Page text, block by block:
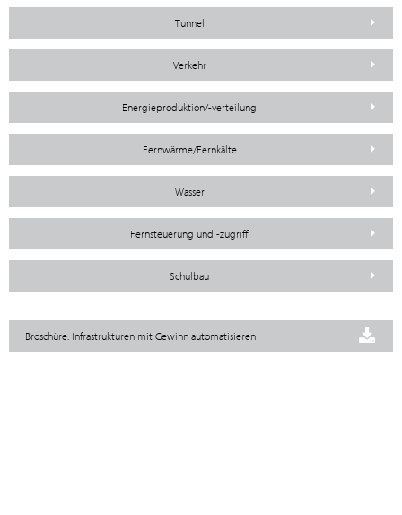
Tunnel
Verkehr
Energieproduktion/-verteilung
Fernwärme/Fernkälte
Wasser
Fernsteuerung und -zugriff
Schulbau
Broschüre: Infrastrukturen mit Gewinn automatisieren